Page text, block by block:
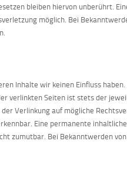
bleiben hiervon unberührt.
möglich. Bei
Inhalte wir keinen Einfluss
verlinkten Seiten ist stets der
Verlinkung auf mögliche
Eine permanente
zumutbar. Bei Bekanntwerden